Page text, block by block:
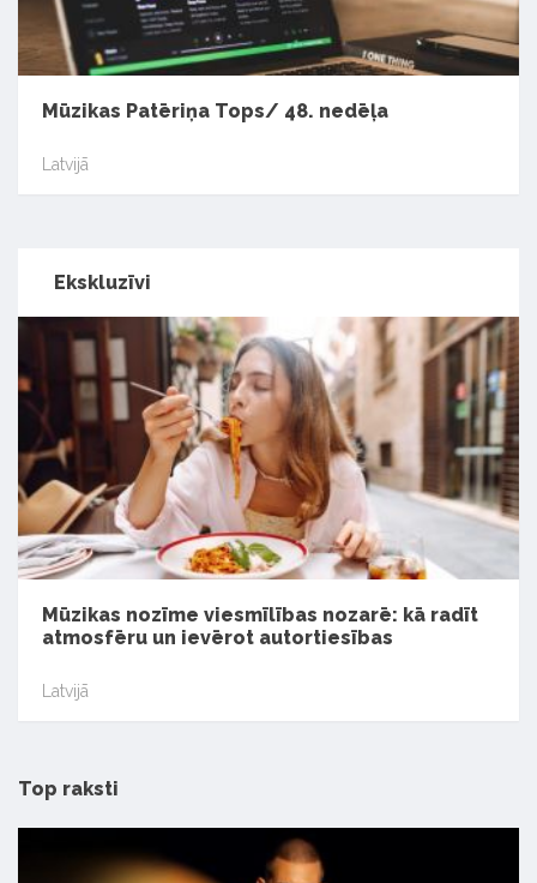
Mūzikas Patēriņa Tops/ 48. nedēļa
Latvijā
Ekskluzīvi
Mūzikas nozīme viesmīlības nozarē: kā radīt
atmosfēru un ievērot autortiesības
Latvijā
Top raksti